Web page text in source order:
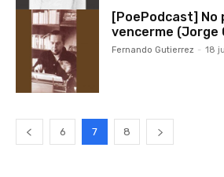
[PoePodcast] No
vencerme (Jorge
Fernando Gutierrez - 18
6 7 8